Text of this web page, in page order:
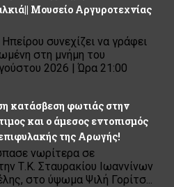
Μουσείο Αργυροτεχνίας
συνεχίζει να γράφει
στη μνήμη του
2026 | Ώρα 21:00
κατάσβεση φωτιάς στην
και ο άμεσος εντοπισμός
της Αρωγής!
νωρίτερα σε
Τ.Κ. Σταυρακίου Ιωαννίνων
στο ύψωμα Ψιλή Γορίτσ...